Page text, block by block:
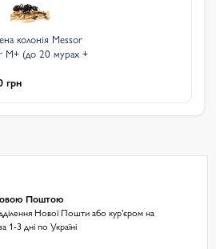
колонія Messor
M+ (до 20 мурах +
грн
Поштою
Нової Пошти або курʼєром на
1-3 дні по Україні